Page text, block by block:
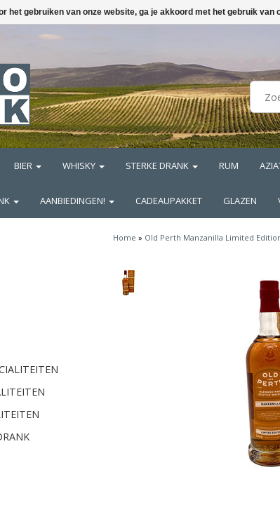
BIER WHISKY STERKE DRANK RUM
AANBIEDINGEN! CADEAUPAKKET GLAZEN
Home » Old Perth Manzanilla Limited
het gebruiken van onze website, ga je akkoord met het gebruik